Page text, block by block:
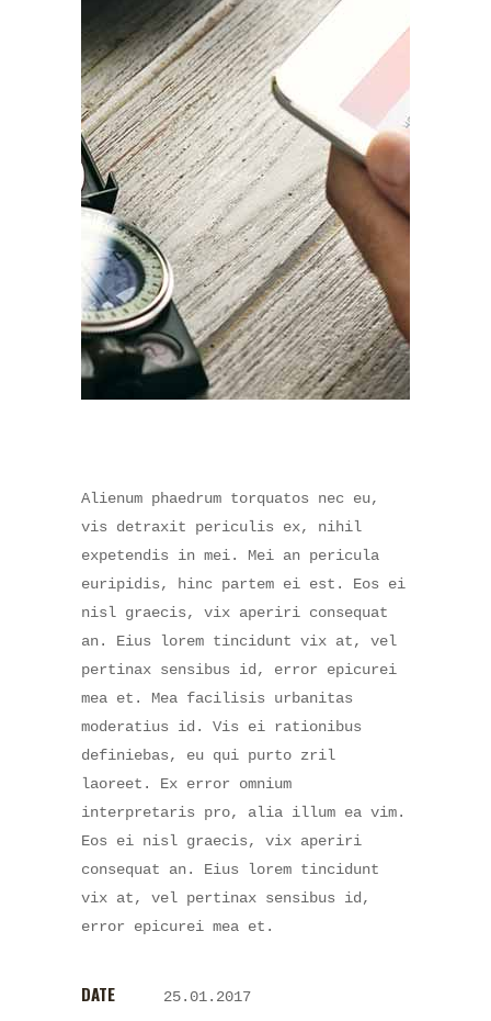
Alienum phaedrum torquatos nec eu,
vis detraxit periculis ex, nihil
expetendis in mei. Mei an pericula
euripidis, hinc partem ei est. Eos ei
nisl graecis, vix aperiri consequat
an. Eius lorem tincidunt vix at, vel
pertinax sensibus id, error epicurei
mea et. Mea facilisis urbanitas
moderatius id. Vis ei rationibus
definiebas, eu qui purto zril
laoreet. Ex error omnium
interpretaris pro, alia illum ea vim.
Eos ei nisl graecis, vix aperiri
consequat an. Eius lorem tincidunt
vix at, vel pertinax sensibus id,
error epicurei mea et.
DATE 25.01.2017